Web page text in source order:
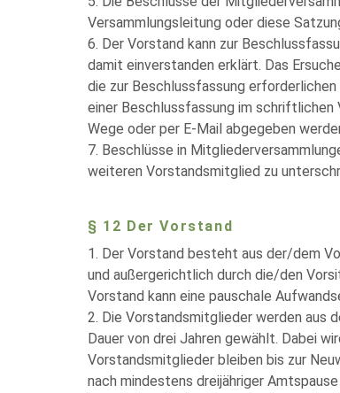
Versammlungsleitung oder diese
6. Der Vorstand kann zur
damit einverstanden erklärt. Das
die zur Beschlussfassung
einer Beschlussfassung im
Wege oder per E-Mail abgegeben
7. Beschlüsse in
weiteren Vorstandsmitglied zu
§ 12 Der Vorstand
1. Der Vorstand besteht aus der/dem
und außergerichtlich durch die/den
Vorstand kann eine pauschale
2. Die Vorstandsmitglieder werden aus
Dauer von drei Jahren gewählt. Dabei
Vorstandsmitglieder bleiben bis zur
nach mindestens dreijähriger